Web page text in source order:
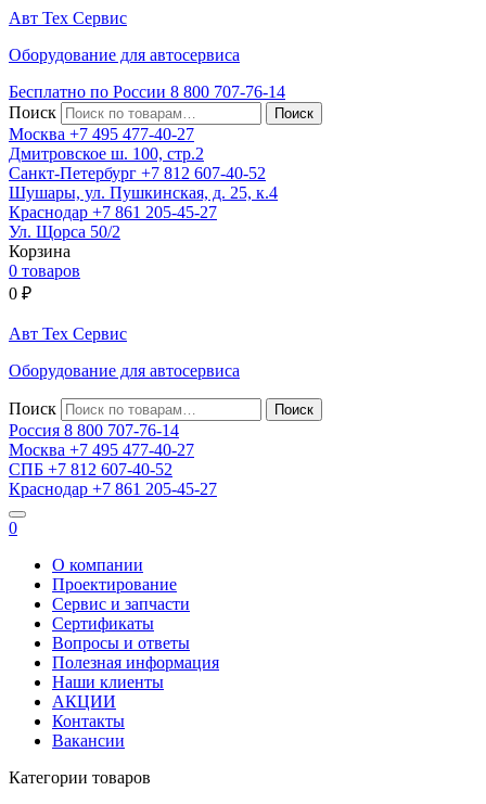
Авт Тех Сервис
Оборудование для автосервиса
Бесплатно по России 8 800 707-76-14
Поиск
Москва +7 495 477-40-27
Дмитровское ш. 100, стр.2
Санкт-Петербург +7 812 607-40-52
Шушары, ул. Пушкинская, д. 25, к.4
Краснодар +7 861 205-45-27
Ул. Щорса 50/2
Корзина
0 товаров
0 ₽
Авт Тех Сервис
Оборудование для автосервиса
Поиск
Россия 8 800 707-76-14
Москва +7 495 477-40-27
СПБ +7 812 607-40-52
Краснодар +7 861 205-45-27
0
О компании
Проектирование
Сервис и запчасти
Сертификаты
Вопросы и ответы
Полезная информация
Наши клиенты
АКЦИИ
Контакты
Вакансии
Категории товаров